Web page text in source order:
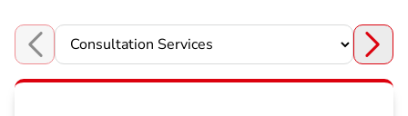
Choose a section